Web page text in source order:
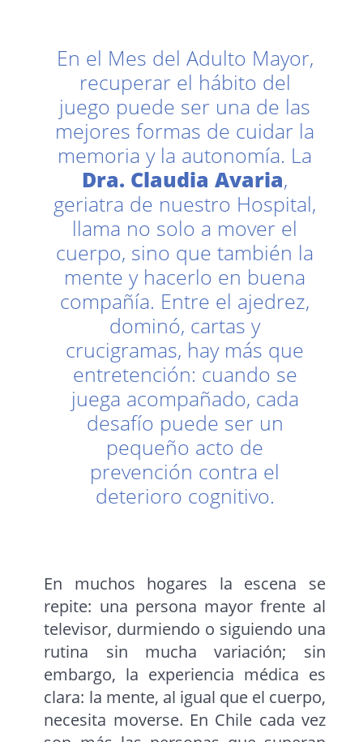
En el Mes del Adulto Mayor,
recuperar el hábito del
juego puede ser una de las
mejores formas de cuidar la
memoria y la autonomía. La
Dra. Claudia Avaria,
geriatra de nuestro Hospital,
llama no solo a mover el
cuerpo, sino que también la
mente y hacerlo en buena
compañía. Entre el ajedrez,
dominó, cartas y
crucigramas, hay más que
entretención: cuando se
juega acompañado, cada
desafío puede ser un
pequeño acto de
prevención contra el
deterioro cognitivo.
En muchos hogares la escena se
repite: una persona mayor frente al
televisor, durmiendo o siguiendo una
rutina sin mucha variación; sin
embargo, la experiencia médica es
clara: la mente, al igual que el cuerpo,
necesita moverse. En Chile cada vez